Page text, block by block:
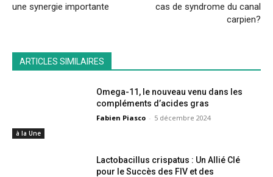
une synergie importante
cas de syndrome du canal
carpien?
ARTICLES SIMILAIRES
à la Une
Omega-11, le nouveau venu dans les
compléments d’acides gras
Fabien Piasco - 5 décembre 2024
Lactobacillus crispatus : Un Allié Clé
pour le Succès des FIV et des